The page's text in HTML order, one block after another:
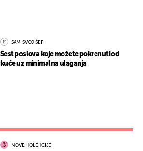
SAM SVOJ ŠEF
Šest poslova koje možete pokrenuti od
kuće uz minimalna ulaganja
NOVE KOLEKCIJE